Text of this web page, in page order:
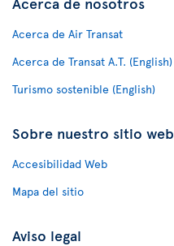
Acerca de Air Transat
Acerca de Transat A.T. (English)
Turismo sostenible (English)
Sobre nuestro sitio web
Accesibilidad Web
Mapa del sitio
Aviso legal